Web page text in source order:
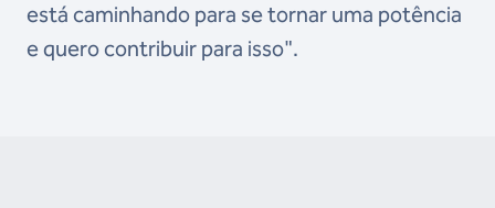
está caminhando para se tornar uma potência
e quero contribuir para isso".